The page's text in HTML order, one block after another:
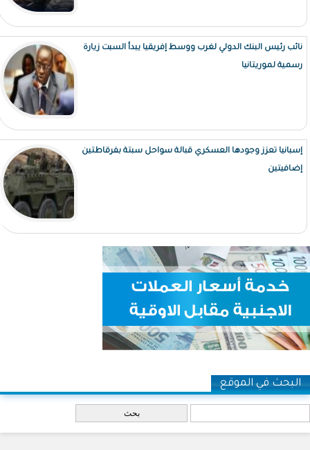
نائب رئيس البنك الدولي لغرب ووسط إفريقيا يبدأ السبت زيارة
رسمية لموريتانيا
إسبانيا تعزز وجودها العسكري قبالة سواحل سبتة بفرقاطتين
إضافيتين
البحث في الموقع